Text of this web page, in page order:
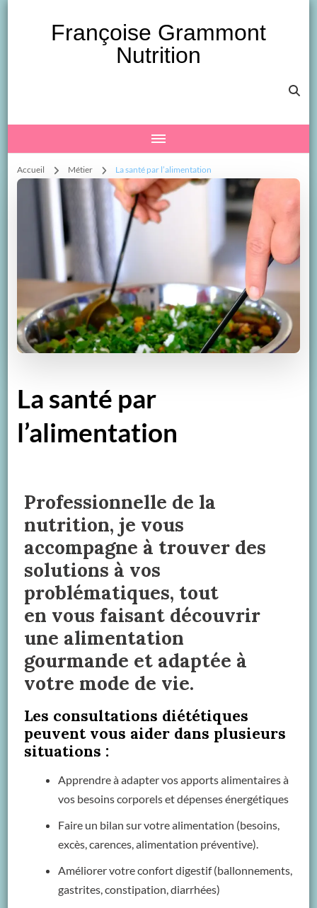
Françoise Grammont
Nutrition
Accueil Métier La santé par l’alimentation
La santé par
l’alimentation
Professionnelle de la
nutrition, je vous
accompagne à trouver des
solutions à vos
problématiques, tout
en vous faisant découvrir
une alimentation
gourmande et adaptée à
votre mode de vie.
Les consultations diététiques
peuvent vous aider dans plusieurs
situations :
Apprendre à adapter vos apports alimentaires à
vos besoins corporels et dépenses énergétiques
Faire un bilan sur votre alimentation (besoins,
excès, carences, alimentation préventive).
Améliorer votre confort digestif (ballonnements,
gastrites, constipation, diarrhées)